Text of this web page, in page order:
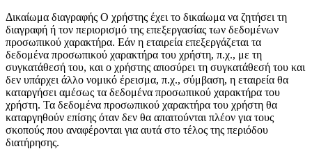
Δικαίωμα διαγραφής Ο χρήστης έχει το δικαίωμα να ζητήσει τη
διαγραφή ή τον περιορισμό της επεξεργασίας των δεδομένων
προσωπικού χαρακτήρα. Εάν η εταιρεία επεξεργάζεται τα
δεδομένα προσωπικού χαρακτήρα του χρήστη, π.χ., με τη
συγκατάθεσή του, και ο χρήστης αποσύρει τη συγκατάθεσή του και
δεν υπάρχει άλλο νομικό έρεισμα, π.χ., σύμβαση, η εταιρεία θα
καταργήσει αμέσως τα δεδομένα προσωπικού χαρακτήρα του
χρήστη. Τα δεδομένα προσωπικού χαρακτήρα του χρήστη θα
καταργηθούν επίσης όταν δεν θα απαιτούνται πλέον για τους
σκοπούς που αναφέρονται για αυτά στο τέλος της περιόδου
διατήρησης.